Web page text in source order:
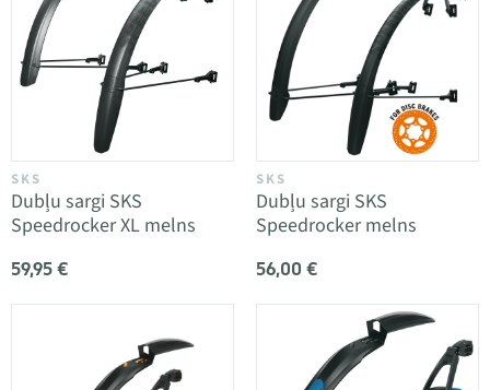
SKS
Dubļu sargi SKS
Speedrocker XL melns
59,95 €
SKS
Dubļu sargi SKS
Speedrocker melns
56,00 €